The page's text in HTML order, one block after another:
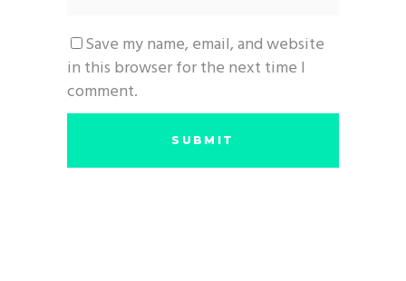
Save my name, email, and website
in this browser for the next time I
comment.